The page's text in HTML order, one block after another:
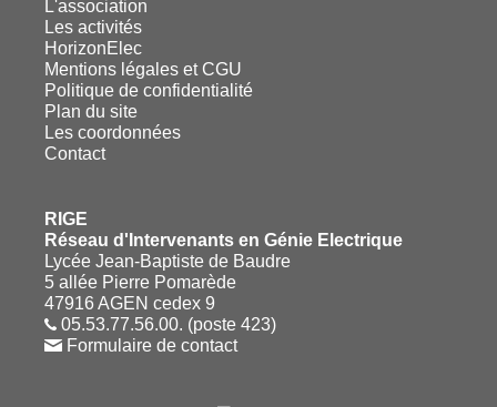
L'association
Les activités
HorizonElec
Mentions légales et CGU
Politique de confidentialité
Plan du site
Les coordonnées
Contact
RIGE
Réseau d'Intervenants en Génie Electrique
Lycée Jean-Baptiste de Baudre
5 allée Pierre Pomarède
47916 AGEN cedex 9
05.53.77.56.00. (poste 423)
Formulaire de contact